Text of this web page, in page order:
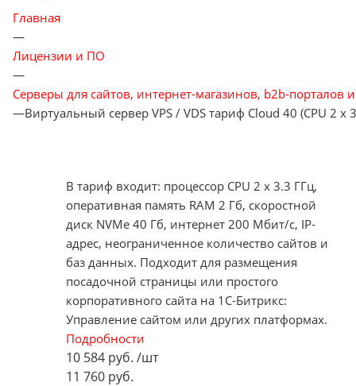
Главная
—
Лицензии и ПО
—
Серверы для сайтов, интернет-магазинов, b2b-порталов
—Виртуальный сервер VPS / VDS тариф Cloud 40 (CPU 2 x
В тариф входит: процессор CPU 2 x 3.3 ГГц,
оперативная память RAM 2 Гб, скоростной
диск NVMe 40 Гб, интернет 200 Мбит/с, IP-
адрес, неограниченное количество сайтов и
баз данных. Подходит для размещения
посадочной страницы или простого
корпоративного сайта на 1С-Битрикс:
Управление сайтом или других платформах.
Подробности
10 584 руб. /шт
11 760 руб.